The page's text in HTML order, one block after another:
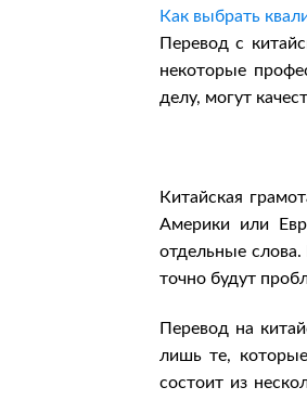
Как выбрать
Перевод с
некоторые
делу, могут
Китайская
Америки или
отдельные
точно будут
Перевод на
лишь те,
состоит из